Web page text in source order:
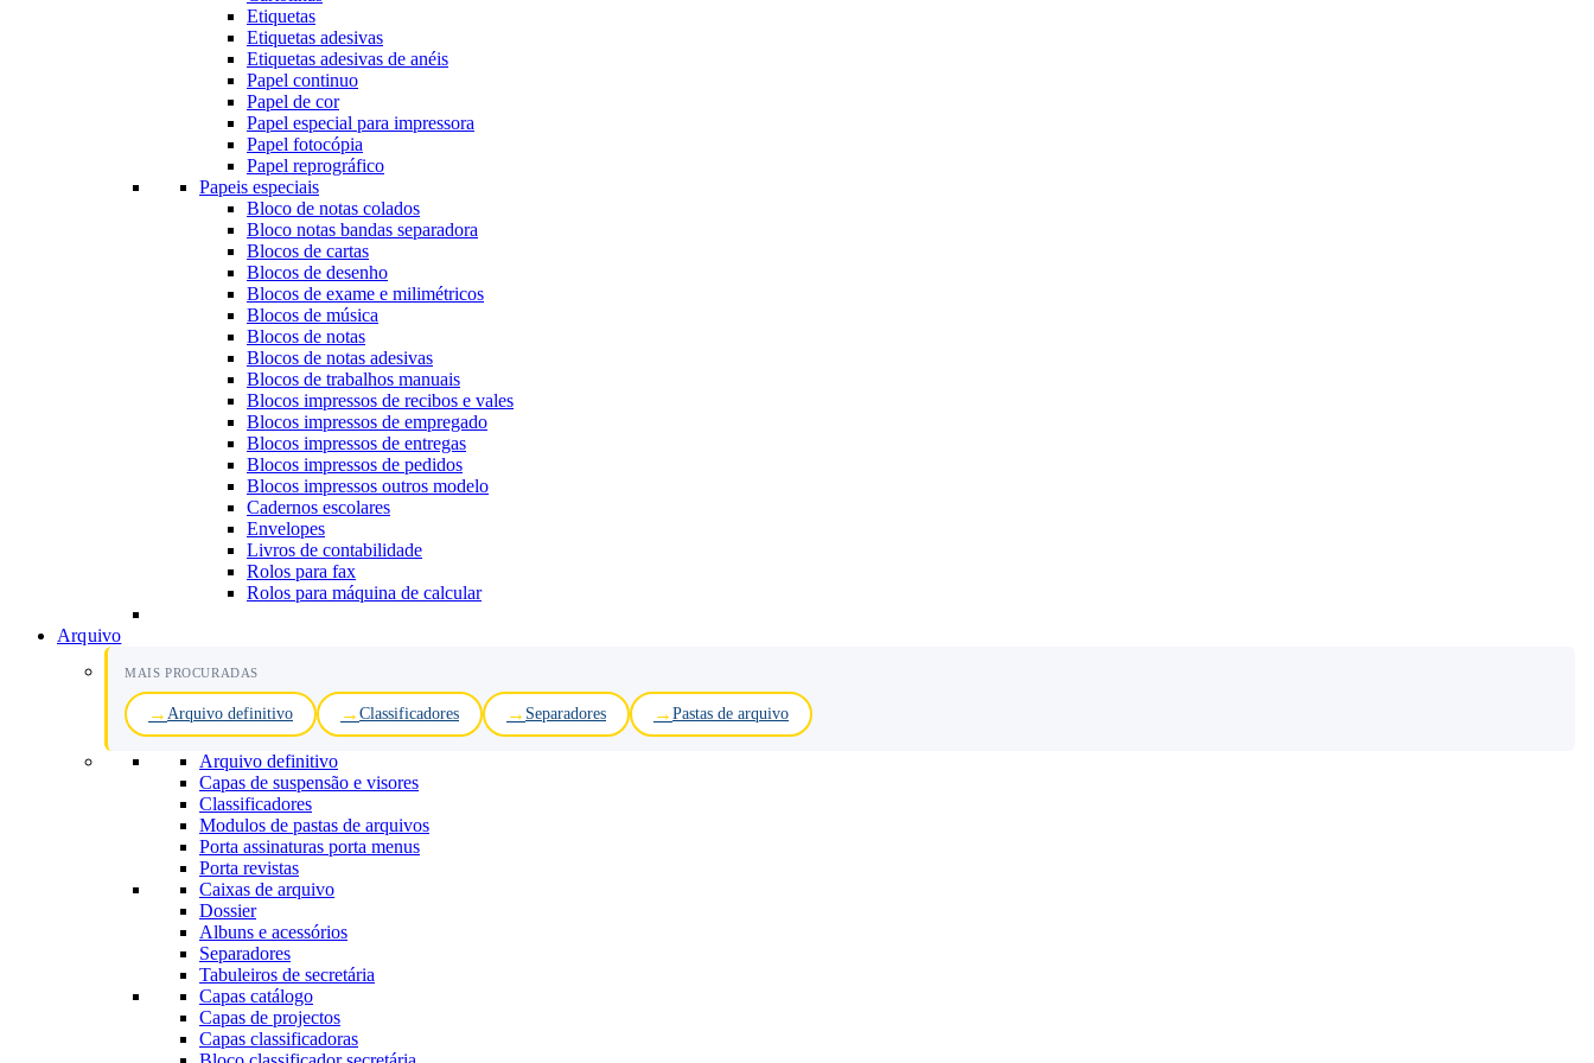
Etiquetas
Etiquetas adesivas
Etiquetas adesivas de anéis
Papel continuo
Papel de cor
Papel especial para impressora
Papel fotocópia
Papel reprográfico
Papeis especiais
Bloco de notas colados
Bloco notas bandas separadora
Blocos de cartas
Blocos de desenho
Blocos de exame e milimétricos
Blocos de música
Blocos de notas
Blocos de notas adesivas
Blocos de trabalhos manuais
Blocos impressos de recibos e vales
Blocos impressos de empregado
Blocos impressos de entregas
Blocos impressos de pedidos
Blocos impressos outros modelo
Cadernos escolares
Envelopes
Livros de contabilidade
Rolos para fax
Rolos para máquina de calcular
Arquivo
MAIS PROCURADAS
Arquivo definitivo Classificadores Separadores Pastas de arquivo
Arquivo definitivo
Capas de suspensão e visores
Classificadores
Modulos de pastas de arquivos
Porta assinaturas porta menus
Porta revistas
Caixas de arquivo
Dossier
Albuns e acessórios
Separadores
Tabuleiros de secretária
Capas catálogo
Capas de projectos
Capas classificadoras